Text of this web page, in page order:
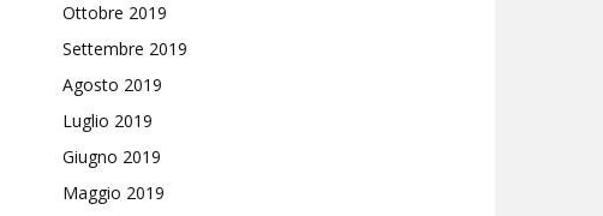
Ottobre 2019
Settembre 2019
Agosto 2019
Luglio 2019
Giugno 2019
Maggio 2019